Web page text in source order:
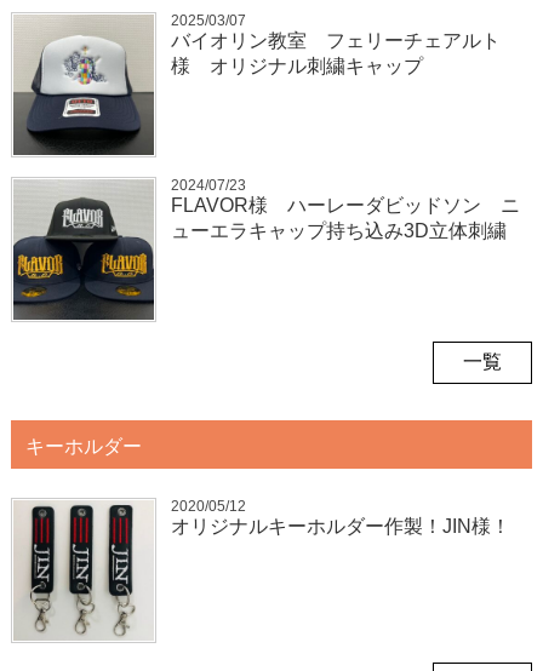
2025/03/07
バイオリン教室 フェリーチェアルト
様 オリジナル刺繍キャップ
2024/07/23
FLAVOR様 ハーレーダビッドソン ニ
ューエラキャップ持ち込み3D立体刺繍
一覧
キーホルダー
2020/05/12
オリジナルキーホルダー作製！JIN様！